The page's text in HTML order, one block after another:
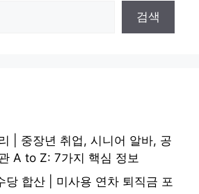
검색
| 중장년 취업, 시니어 알바, 공
A to Z: 7가지 핵심 정보
당 합산 | 미사용 연차 퇴직금 포